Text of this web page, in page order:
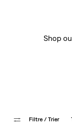
Shop
Filtre / Trier